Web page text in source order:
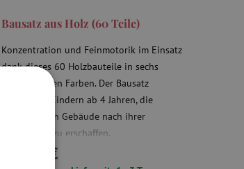
Bausatz aus Holz (60 Teile)
Konzentration und Feinmotorik im Einsatz
dank dieses 60 Holzbauteile in sechs
verschiedenen Farben. Der Bausatz
ermöglicht Kindern ab 4 Jahren, die
verrücktesten Gebäude nach ihrer
Vorstellung zu erschaffen.
23,99 €